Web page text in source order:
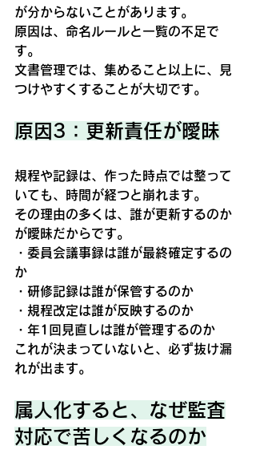
が分からないことがあります。
原因は、 命名ルールと一覧の不足で
す。
文書管理では、集めること以上に、見
つけやすくすることが大切です。
原因3：更新責任が曖昧
規程や記録は、作った時点では整って
いても、時間が経つと崩れます。
その理由の多くは、 誰が更新するのか
が曖昧だからです。
・委員会議事録は誰が最終確定するの
か
・研修記録は誰が保管するのか
・規程改定は誰が反映するのか
・年1回見直しは誰が管理するのか
これが決まっていないと、必ず抜け漏
れが出ます。
属人化すると、なぜ監査
対応で苦しくなるのか